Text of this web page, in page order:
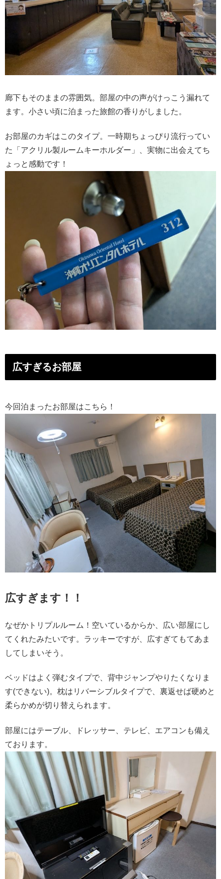
廊下もそのままの雰囲気。部屋の中の声がけっこう漏れて
ます。小さい頃に泊まった旅館の香りがしました。
お部屋のカギはこのタイプ。一時期ちょっぴり流行ってい
た「アクリル製ルームキーホルダー」、実物に出会えてち
ょっと感動です！
広すぎるお部屋
今回泊まったお部屋はこちら！
広すぎます！！
なぜかトリプルルーム！空いているからか、広い部屋にし
てくれたみたいです。ラッキーですが、広すぎてもてあま
してしまいそう。
ベッドはよく弾むタイプで、背中ジャンプやりたくなりま
す(できない)。枕はリバーシブルタイプで、裏返せば硬めと
柔らかめが切り替えられます。
部屋にはテーブル、ドレッサー、テレビ、エアコンも備え
ております。